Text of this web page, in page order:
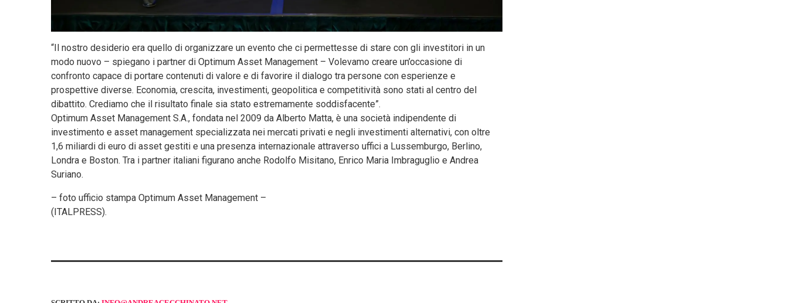
“Il nostro desiderio era quello di organizzare un evento che ci permettesse di stare con gli investitori in un
modo nuovo – spiegano i partner di Optimum Asset Management – Volevamo creare un’occasione di
confronto capace di portare contenuti di valore e di favorire il dialogo tra persone con esperienze e
prospettive diverse. Economia, crescita, investimenti, geopolitica e competitività sono stati al centro del
dibattito. Crediamo che il risultato finale sia stato estremamente soddisfacente”.
Optimum Asset Management S.A., fondata nel 2009 da Alberto Matta, è una società indipendente di
investimento e asset management specializzata nei mercati privati e negli investimenti alternativi, con oltre
1,6 miliardi di euro di asset gestiti e una presenza internazionale attraverso uffici a Lussemburgo, Berlino,
Londra e Boston. Tra i partner italiani figurano anche Rodolfo Misitano, Enrico Maria Imbraguglio e Andrea
Suriano.
– foto ufficio stampa Optimum Asset Management –
(ITALPRESS).